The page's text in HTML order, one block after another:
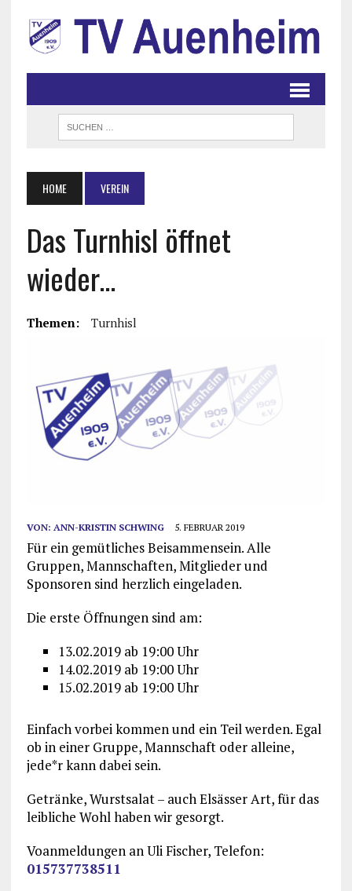
HOME VEREIN
Das Turnhisl öffnet
wieder…
Themen: Turnhisl
VON: ANN-KRISTIN SCHWING 5. FEBRUAR 2019
Für ein gemütliches Beisammensein. Alle
Gruppen, Mannschaften, Mitglieder und
Sponsoren sind herzlich eingeladen.
Die erste Öffnungen sind am:
13.02.2019 ab 19:00 Uhr
14.02.2019 ab 19:00 Uhr
15.02.2019 ab 19:00 Uhr
Einfach vorbei kommen und ein Teil werden. Egal
ob in einer Gruppe, Mannschaft oder alleine,
jede*r kann dabei sein.
Getränke, Wurstsalat – auch Elsässer Art, für das
leibliche Wohl haben wir gesorgt.
Voanmeldungen an Uli Fischer, Telefon:
015737738511